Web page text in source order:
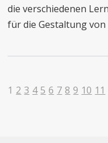
die verschiedenen
für die Gestaltung
1 2 3 4 5 6 7 8 9 10 11